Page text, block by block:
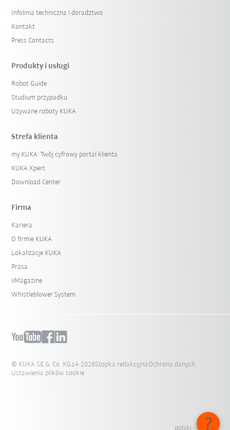
Infolinia techniczna i doradztwo
Kontakt
Press Contacts
Produkty i usługi
Robot Guide
Studium przypadku
Używane roboty KUKA
Strefa klienta
my.KUKA: Twój cyfrowy portal klienta
KUKA Xpert
Download Center
Firma
Kariera
O firmie KUKA
Lokalizacje KUKA
Prasa
iiMagazine
Whistleblower System
© KUKA SE & Co. KGaA 2026Stopka redakcyjna Ochrona danych
Ustawienia plików cookie
polski - Polska